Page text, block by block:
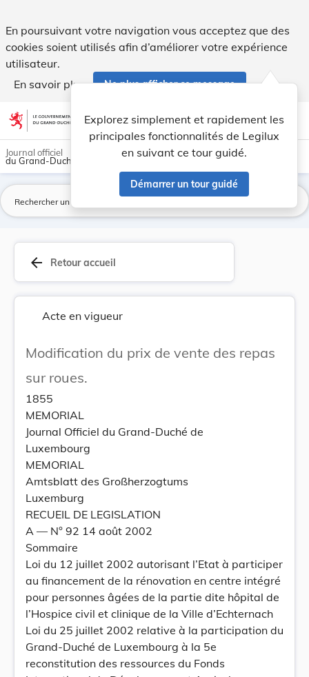
En poursuivant votre navigation vous acceptez que des
cookies soient utilisés afin d’améliorer votre expérience
utilisateur.
En savoir plus
Ne plus afficher ce message
Aller au contenu account_circle help Aide
Explorez simplement et rapidement les
principales fonctionnalités de Legilux
en suivant ce tour guidé.
Démarrer un tour guidé
light_mode dark_mode
Journal officiel
du Grand-Duché de Luxembourg
arrow_back Retour accueil
Acte en vigueur
Modification du prix de vente des repas
sur roues.
1855
MEMORIAL
Journal Officiel du Grand-Duché de
Luxembourg
MEMORIAL
Amtsblatt des Großherzogtums
Luxemburg
RECUEIL DE LEGISLATION
A –– N° 92 14 août 2002
Sommaire
Loi du 12 juillet 2002 autorisant l’Etat à participer
au financement de la rénovation en centre intégré
pour personnes âgées de la partie dite hôpital de
l’Hospice civil et clinique de la Ville d’Echternach
Loi du 25 juillet 2002 relative à la participation du
Grand-Duché de Luxembourg à la 5e
reconstitution des ressources du Fonds